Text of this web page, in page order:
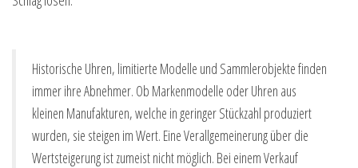
Historische Uhren, limitierte Modelle und Sammlerobjekte finden
immer ihre Abnehmer. Ob Markenmodelle oder Uhren aus
kleinen Manufakturen, welche in geringer Stückzahl produziert
wurden, sie steigen im Wert. Eine Verallgemeinerung über die
Wertsteigerung ist zumeist nicht möglich. Bei einem Verkauf